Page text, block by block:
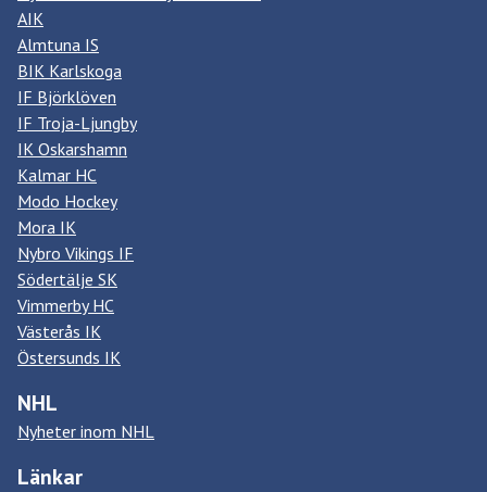
AIK
Almtuna IS
BIK Karlskoga
IF Björklöven
IF Troja-Ljungby
IK Oskarshamn
Kalmar HC
Modo Hockey
Mora IK
Nybro Vikings IF
Södertälje SK
Vimmerby HC
Västerås IK
Östersunds IK
NHL
Nyheter inom NHL
Länkar